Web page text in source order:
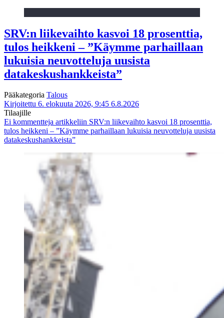
SRV:n liikevaihto kasvoi 18 prosenttia,
tulos heikkeni – ”Käymme parhaillaan
lukuisia neuvotteluja uusista
datakeskushankkeista”
Pääkategoria Talous
Kirjoitettu 6. elokuuta 2026, 9:45 6.8.2026
Tilaajille
Ei kommentteja artikkeliin SRV:n liikevaihto kasvoi 18 prosenttia,
tulos heikkeni – ”Käymme parhaillaan lukuisia neuvotteluja uusista
datakeskushankkeista”